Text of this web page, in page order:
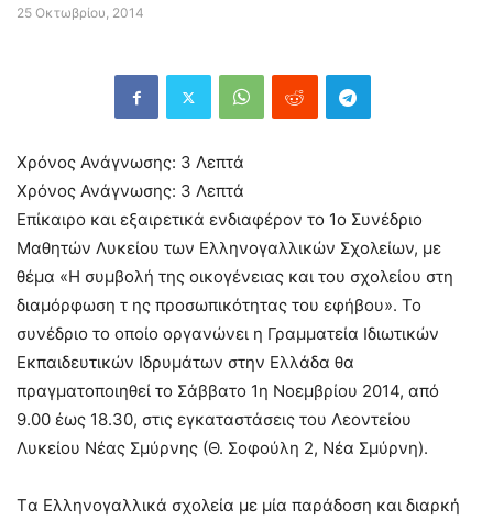
25 Οκτωβρίου, 2014
Χρόνος Ανάγνωσης: 3 Λεπτά
Χρόνος Ανάγνωσης: 3 Λεπτά
Επίκαιρο και εξαιρετικά ενδιαφέρον το 1ο Συνέδριο
Μαθητών Λυκείου των Ελληνογαλλικών Σχολείων, με
θέμα «Η συμβολή της οικογένειας και του σχολείου στη
διαμόρφωση τ ης προσωπικότητας του εφήβου». Το
συνέδριο το οποίο οργανώνει η Γραμματεία Ιδιωτικών
Εκπαιδευτικών Ιδρυμάτων στην Ελλάδα θα
πραγματοποιηθεί το Σάββατο 1η Νοεμβρίου 2014, από
9.00 έως 18.30, στις εγκαταστάσεις του Λεοντείου
Λυκείου Νέας Σμύρνης (Θ. Σοφούλη 2, Νέα Σμύρνη).
Tα Ελληνογαλλικά σχολεία με μία παράδοση και διαρκή